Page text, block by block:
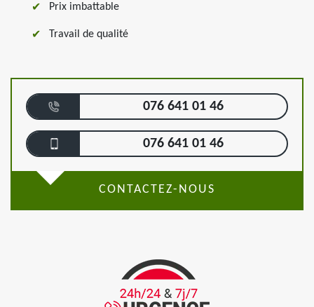
Prix imbattable
Travail de qualité
076 641 01 46
076 641 01 46
CONTACTEZ-NOUS